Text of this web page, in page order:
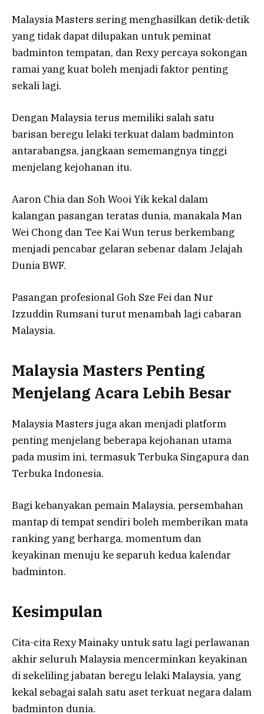
Malaysia Masters sering menghasilkan detik-detik
yang tidak dapat dilupakan untuk peminat
badminton tempatan, dan Rexy percaya sokongan
ramai yang kuat boleh menjadi faktor penting
sekali lagi.
Dengan Malaysia terus memiliki salah satu
barisan beregu lelaki terkuat dalam badminton
antarabangsa, jangkaan sememangnya tinggi
menjelang kejohanan itu.
Aaron Chia dan Soh Wooi Yik kekal dalam
kalangan pasangan teratas dunia, manakala Man
Wei Chong dan Tee Kai Wun terus berkembang
menjadi pencabar gelaran sebenar dalam Jelajah
Dunia BWF.
Pasangan profesional Goh Sze Fei dan Nur
Izzuddin Rumsani turut menambah lagi cabaran
Malaysia.
Malaysia Masters Penting
Menjelang Acara Lebih Besar
Malaysia Masters juga akan menjadi platform
penting menjelang beberapa kejohanan utama
pada musim ini, termasuk Terbuka Singapura dan
Terbuka Indonesia.
Bagi kebanyakan pemain Malaysia, persembahan
mantap di tempat sendiri boleh memberikan mata
ranking yang berharga, momentum dan
keyakinan menuju ke separuh kedua kalendar
badminton.
Kesimpulan
Cita-cita Rexy Mainaky untuk satu lagi perlawanan
akhir seluruh Malaysia mencerminkan keyakinan
di sekeliling jabatan beregu lelaki Malaysia, yang
kekal sebagai salah satu aset terkuat negara dalam
badminton dunia.